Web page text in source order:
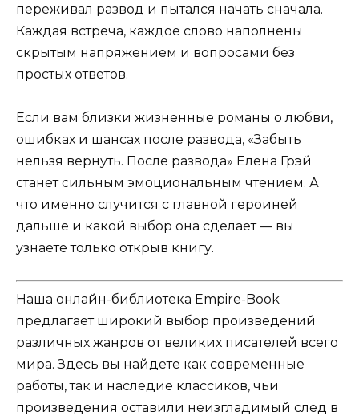
переживал развод и пытался начать сначала.
Каждая встреча, каждое слово наполнены
скрытым напряжением и вопросами без
простых ответов.
Если вам близки жизненные романы о любви,
ошибках и шансах после развода, «Забыть
нельзя вернуть. После развода» Елена Грэй
станет сильным эмоциональным чтением. А
что именно случится с главной героиней
дальше и какой выбор она сделает — вы
узнаете только открыв книгу.
Наша онлайн-библиотека Empire-Book
предлагает широкий выбор произведений
различных жанров от великих писателей всего
мира. Здесь вы найдете как современные
работы, так и наследие классиков, чьи
произведения оставили неизгладимый след в